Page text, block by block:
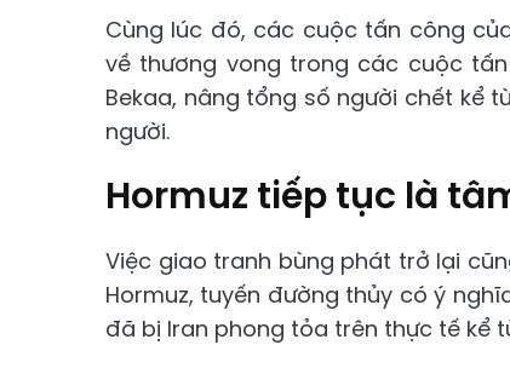
Cùng lúc đó, các cuộc tấn công
về thương vong trong các cuộc
Bekaa, nâng tổng số người chết kể
người.
Hormuz tiếp tục là
Việc giao tranh bùng phát trở lại
Hormuz, tuyến đường thủy có ý
đã bị Iran phong tỏa trên thực tế kể